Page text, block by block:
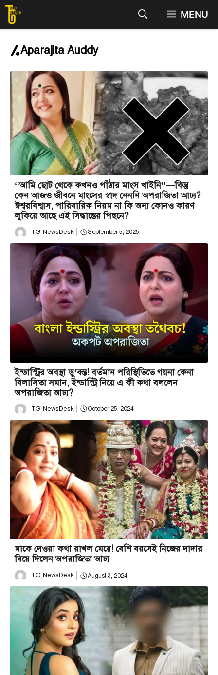
Skip
content
MENU
Aparajita Auddy
‘‘আমি ছোট থেকে কখনও পাঁঠার মাংস খাইনি’’—কিন্তু
কেন আজও জীবনে মাংসের স্বাদ নেননি অপরাজিতা আঢ্য?
ঈশ্বরবিশ্বাস, পারিবারিক নিয়ম না কি অন্য কোনও কারণ
লুকিয়ে আছে এই সিদ্ধান্তের পিছনে?
TG NewsDesk September 5, 2025
ইন্ডাস্ট্রির অবস্থা ডু’বন্ত! বর্তমান পরিস্থিতিতে গয়না কেনা
বিলাসিতা সমান, ইন্ডাস্ট্রি নিয়ে এ কী কথা বললেন
অপরাজিতা আঢ্য?
TG NewsDesk October 25, 2024
মাকে দেওয়া কথা রাখল মেয়ে! বেশি বয়সেই নিজের দাদার
বিয়ে দিলেন অপরাজিতা আঢ্য
TG NewsDesk August 3, 2024